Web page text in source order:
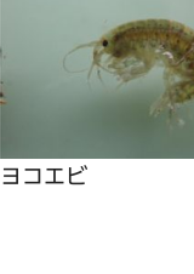
ヨコエビ